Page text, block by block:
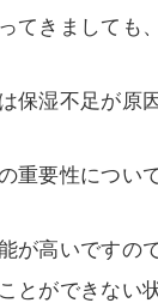
てきましても
保湿不足が原
重要性につい
が高いですの
とができない